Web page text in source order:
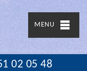
MENU
02 05 48